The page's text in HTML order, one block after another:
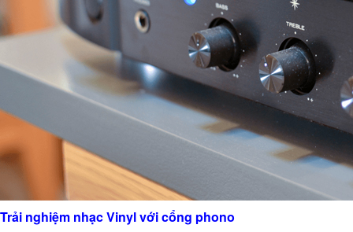
Trải nghiệm nhạc Vinyl với cổng phono